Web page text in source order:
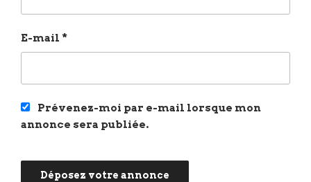
E-mail *
Prévenez-moi par e-mail lorsque mon
annonce sera publiée.